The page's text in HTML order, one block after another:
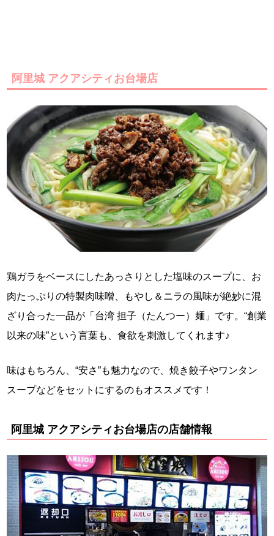
阿里城 アクアシティお台場店
鶏ガラをベースにしたあっさりとした塩味のスープに、お
肉たっぷりの特製肉味噌、もやし＆ニラの風味が絶妙に混
ざり合った一品が「台湾 担子（たんつー）麺」です。“創業
以来の味”という言葉も、食欲を刺激してくれます♪
味はもちろん、“安さ”も魅力なので、焼き餃子やワンタン
スープなどをセットにするのもオススメです！
阿里城 アクアシティお台場店の店舗情報